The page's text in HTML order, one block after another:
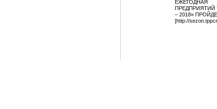
ЕЖЕГОДНАЯ
ПРЕДПРИЯТИЙ
– 2018»
[http://